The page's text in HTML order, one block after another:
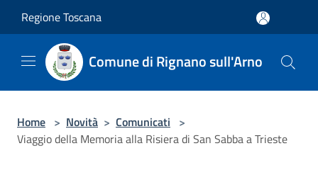
Regione Toscana
Comune di Rignano sull'Arno
Home > Novità > Comunicati >
Viaggio della Memoria alla Risiera di San Sabba a Trieste